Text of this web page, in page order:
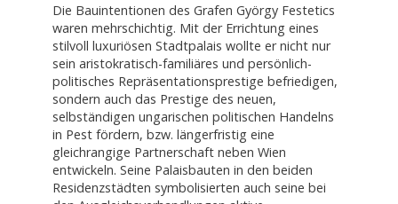
Die Bauintentionen des Grafen György Festetics
waren mehrschichtig. Mit der Errichtung eines
stilvoll luxuriösen Stadtpalais wollte er nicht nur
sein aristokratisch-familiäres und persönlich-
politisches Repräsentationsprestige befriedigen,
sondern auch das Prestige des neuen,
selbständigen ungarischen politischen Handelns
in Pest fördern, bzw. längerfristig eine
gleichrangige Partnerschaft neben Wien
entwickeln. Seine Palaisbauten in den beiden
Residenzstädten symbolisierten auch seine bei